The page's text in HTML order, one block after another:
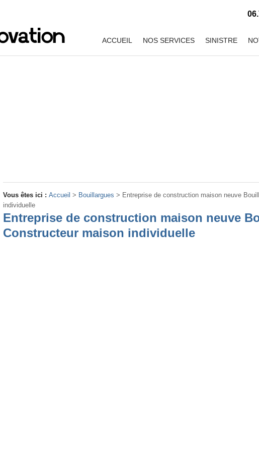
ACCUEIL NOS SERVICES SINISTRE
Vous êtes ici : Accueil > Bouillargues > Entreprise de construction maison neuve
individuelle
Entreprise de construction maison neuve
Constructeur maison individuelle